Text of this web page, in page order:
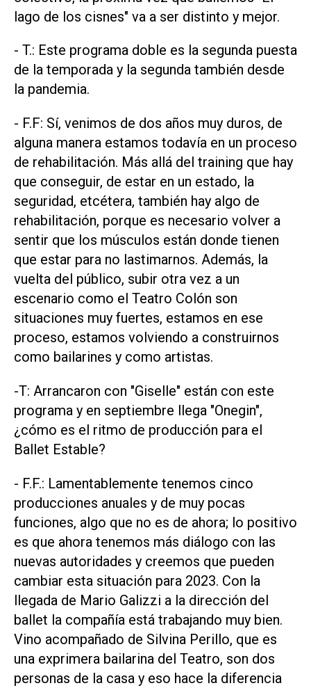
lago de los cisnes" va a ser distinto y mejor.
- T.: Este programa doble es la segunda puesta
de la temporada y la segunda también desde
la pandemia.
- F.F: Sí, venimos de dos años muy duros, de
alguna manera estamos todavía en un proceso
de rehabilitación. Más allá del training que hay
que conseguir, de estar en un estado, la
seguridad, etcétera, también hay algo de
rehabilitación, porque es necesario volver a
sentir que los músculos están donde tienen
que estar para no lastimarnos. Además, la
vuelta del público, subir otra vez a un
escenario como el Teatro Colón son
situaciones muy fuertes, estamos en ese
proceso, estamos volviendo a construirnos
como bailarines y como artistas.
-T: Arrancaron con "Giselle" están con este
programa y en septiembre llega "Onegin",
¿cómo es el ritmo de producción para el
Ballet Estable?
- F.F.: Lamentablemente tenemos cinco
producciones anuales y de muy pocas
funciones, algo que no es de ahora; lo positivo
es que ahora tenemos más diálogo con las
nuevas autoridades y creemos que pueden
cambiar esta situación para 2023. Con la
llegada de Mario Galizzi a la dirección del
ballet la compañía está trabajando muy bien.
Vino acompañado de Silvina Perillo, que es
una exprimera bailarina del Teatro, son dos
personas de la casa y eso hace la diferencia